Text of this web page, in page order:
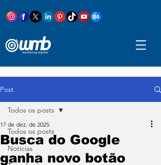
Post
Todos os posts
Notícias
Todos os posts
Busca do Google
ganha novo botão
17 de dez. de 2025